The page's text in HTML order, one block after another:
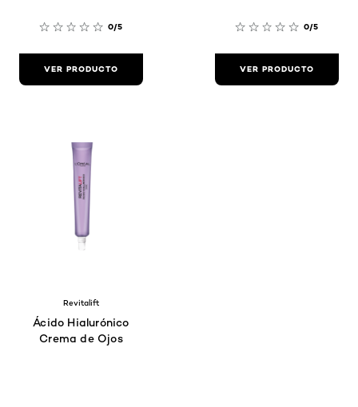
0/5
VER PRODUCTO
0/5
VER PRODUCTO
Revitalift
Ácido Hialurónico
Crema de Ojos